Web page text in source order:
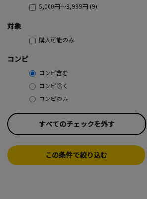
5,000円～9,999円 (9)
対象
購入可能のみ
コンピ
コンピ含む
コンピ除く
コンピのみ
すべてのチェックを外す
この条件で絞り込む